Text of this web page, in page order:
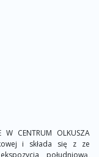
W CENTRUM OLKUSZA
i składa się z ze
południową,